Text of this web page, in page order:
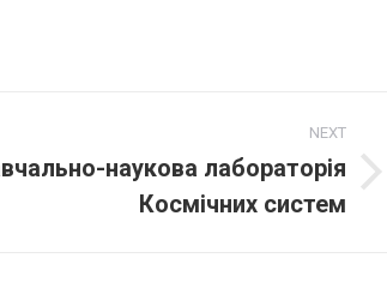
NEXT
наукова лабораторія
Космічних систем